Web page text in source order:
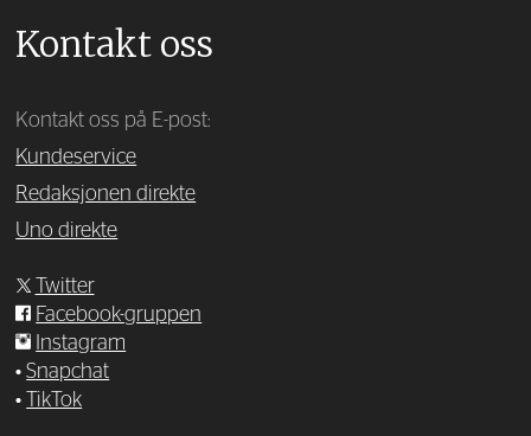
Kontakt oss
Kontakt oss på E-post:
Kundeservice
Redaksjonen direkte
Uno direkte
Twitter
Facebook-gruppen
Instagram
•Snapchat
•
TikTok